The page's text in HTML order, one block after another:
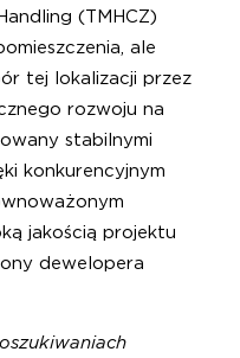
(TMHCZ)
ale
tej lokalizacji przez
rozwoju na
stabilnymi
konkurencyjnym
jakością projektu
dewelopera